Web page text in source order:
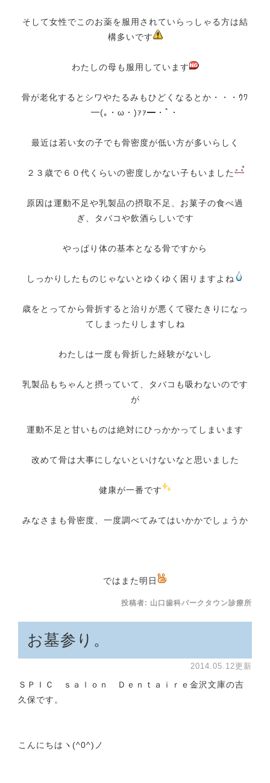
そして女性でこのお薬を服用されていらっしゃる方は結
構多いです
わたしの母も服用しています
骨が老化するとシワやたるみもひどくなるとか・・・ｳﾜ
━(｡・ω・)ｧｧ━・ﾟ・
最近は若い女の子でも骨密度が低い方が多いらしく
２３歳で６０代くらいの密度しかない子もいました
原因は運動不足や乳製品の摂取不足、お菓子の食べ過
ぎ、タバコや飲酒らしいです
やっぱり体の基本となる骨ですから
しっかりしたものじゃないとゆくゆく困りますよね
歳をとってから骨折すると治りが悪くて寝たきりになっ
てしまったりしますしね
わたしは一度も骨折した経験がないし
乳製品もちゃんと摂っていて、タバコも吸わないのです
が
運動不足と甘いものは絶対にひっかかってしまいます
改めて骨は大事にしないといけないなと思いました
健康が一番です
みなさまも骨密度、一度調べてみてはいかかでしょうか
ではまた明日
投稿者: 山口歯科パークタウン診療所
お墓参り。
2014.05.12更新
ＳＰＩＣ ｓａｌｏｎ Ｄｅｎｔａｉｒｅ金沢文庫の吉
久保です。
こんにちはヽ(^0^)ノ